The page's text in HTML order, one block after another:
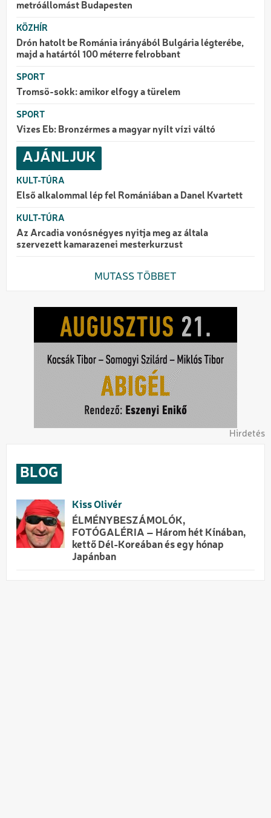
metróállomást Budapesten
KÖZHÍR
Drón hatolt be Románia irányából Bulgária légterébe,
majd a határtól 100 méterre felrobbant
SPORT
Tromsö-sokk: amikor elfogy a türelem
SPORT
Vizes Eb: Bronzérmes a magyar nyílt vízi váltó
AJÁNLJUK
KULT-TÚRA
Első alkalommal lép fel Romániában a Danel Kvartett
KULT-TÚRA
Az Arcadia vonósnégyes nyitja meg az általa
szervezett kamarazenei mesterkurzust
MUTASS TÖBBET
Hirdetés
BLOG
Kiss Olivér
ÉLMÉNYBESZÁMOLÓK,
FOTÓGALÉRIA – Három hét Kínában,
kettő Dél-Koreában és egy hónap
Japánban